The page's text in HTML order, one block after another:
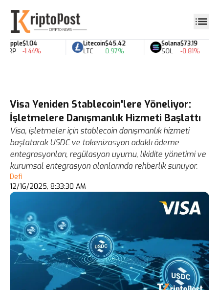
Ripple
XRP
$1.04
-1.44%
Litecoin
LTC
$45.42
0.97%
Solana
SOL
$73.19
-0.81%
Visa Yeniden Stablecoin'lere Yöneliyor:
İşletmelere Danışmanlık Hizmeti Başlattı
Visa, işletmeler için stablecoin danışmanlık hizmeti
başlatarak USDC ve tokenizasyon odaklı ödeme
entegrasyonları, regülasyon uyumu, likidite yönetimi ve
kurumsal entegrasyon alanlarında rehberlik sunuyor.
Defi
12/16/2025, 8:33:30 AM